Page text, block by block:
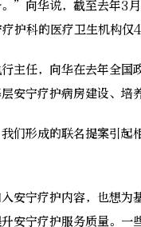
”向华说，截至去年3
科的医疗卫生机构仅
任，向华在去年全国
安宁疗护病房建设、培
形成的联名提案引起
宁疗护内容，也想为
安宁疗护服务质量。一